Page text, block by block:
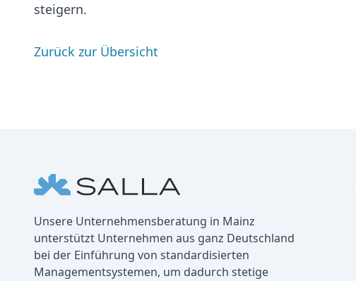
steigern.
Zurück zur Übersicht
Unternehmen
Unsere Unternehmensberatung in Mainz
unterstützt Unternehmen aus ganz Deutschland
bei der Einführung von standardisierten
Managementsystemen, um dadurch stetige